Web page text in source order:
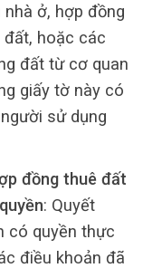
ở, hợp đồng
đất, hoặc các
đất từ cơ quan
giấy tờ này có
sử dụng
đồng thuê đất
: Quyết
có quyền thực
điều khoản đã